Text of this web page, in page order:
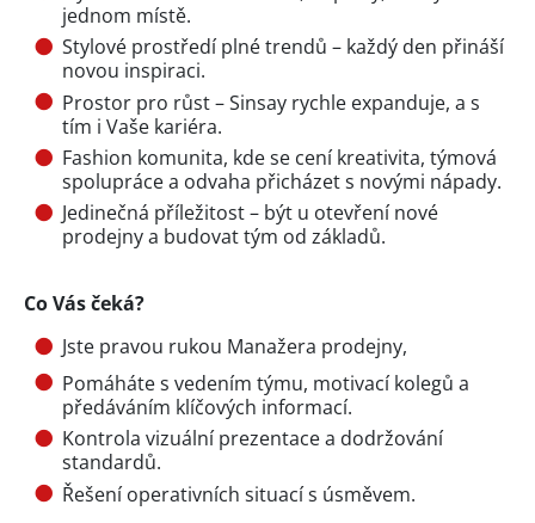
jednom místě.
Stylové prostředí plné trendů – každý den přináší
novou inspiraci.
Prostor pro růst – Sinsay rychle expanduje, a s
tím i Vaše kariéra.
Fashion komunita, kde se cení kreativita, týmová
spolupráce a odvaha přicházet s novými nápady.
Jedinečná příležitost – být u otevření nové
prodejny a budovat tým od základů.
Co Vás čeká?
Jste pravou rukou Manažera prodejny,
Pomáháte s vedením týmu, motivací kolegů a
předáváním klíčových informací.
Kontrola vizuální prezentace a dodržování
standardů.
Řešení operativních situací s úsměvem.